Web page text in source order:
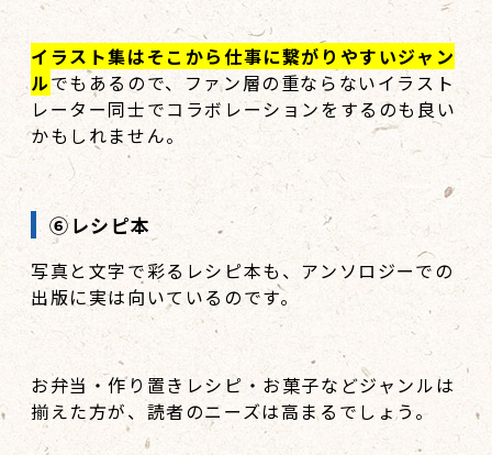
イラスト集はそこから仕事に繋がりやすいジャン
ルでもあるので、ファン層の重ならないイラスト
レーター同士でコラボレーションをするのも良い
かもしれません。
⑥レシピ本
写真と文字で彩るレシピ本も、アンソロジーでの
出版に実は向いているのです。
お弁当・作り置きレシピ・お菓子などジャンルは
揃えた方が、読者のニーズは高まるでしょう。